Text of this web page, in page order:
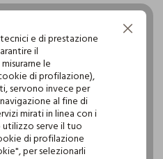
22 cm.
e spedizione gratuita per ordini
Club.Maggiori informazioni
e di prestazione
il
le
di profilazione),
servono invece per
al fine di
mirati in linea con i
utilizzo serve il tuo
di profilazione
per selezionarli
Continua senza accettare